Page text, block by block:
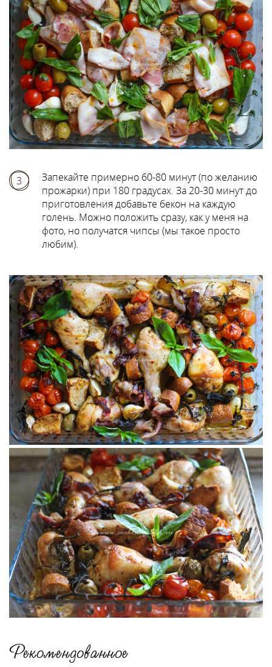
3
Запекайте примерно 60-80 минут (по желанию
прожарки) при 180 градусах. За 20-30 минут до
приготовления добавьте бекон на каждую
голень. Можно положить сразу, как у меня на
фото, но получатся чипсы (мы такое просто
любим).
Рекомендованное